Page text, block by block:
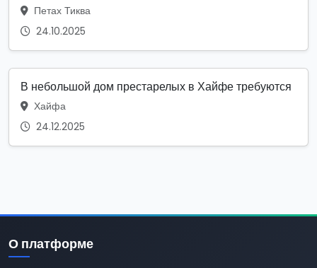
Петах Тиква
24.10.2025
В небольшой дом престарелых в Хайфе требуются
Хайфа
24.12.2025
О платформе